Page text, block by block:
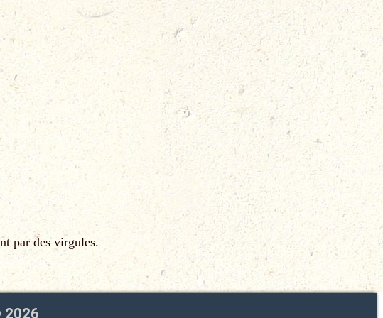
par des virgules.
2026